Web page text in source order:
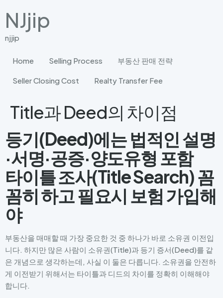
NJjip
njjip
Home Selling Process 부동산 판매 전략
Seller Closing Cost Realty Transfer Fee
Title과 Deed의 차이점
등기(Deed)에는 법적인 설명
·서명·공증·양도유형 포함
타이틀 조사(Title Search) 꼼
꼼히 하고 필요시 보험 가입해
야
부동산을 매매할 때 가장 중요한 것 중 하나가 바로 소유권 이전입
니다. 하지만 많은 사람이 소유권(Title)과 등기 증서(Deed)를 같
은 개념으로 생각하는데, 사실 이 둘은 다릅니다. 소유권을 안전하
게 이전받기 위해서는 타이틀과 디드의 차이를 정확히 이해해야
합니다.